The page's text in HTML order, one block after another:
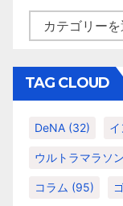
テ
リ
ー
TAG CLOUD
DeNA (32)
ウルトラマラソン
コラム (95)